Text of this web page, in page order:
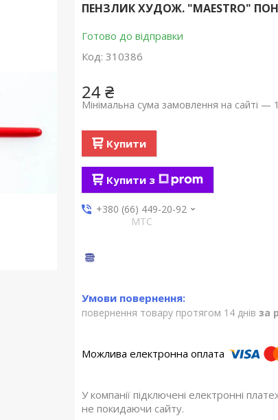
ПЕНЗЛИК ХУДОЖ. "MAESTRO"
Готово до відправки
Код: 310386
24 ₴
Мінімальна сума замовлення на сайті —
Купити
Купити з
+380 (66) 449-20-92
МТС
повернення товару протягом 14 днів за
У компанії підключені електронні
не покидаючи сайту.